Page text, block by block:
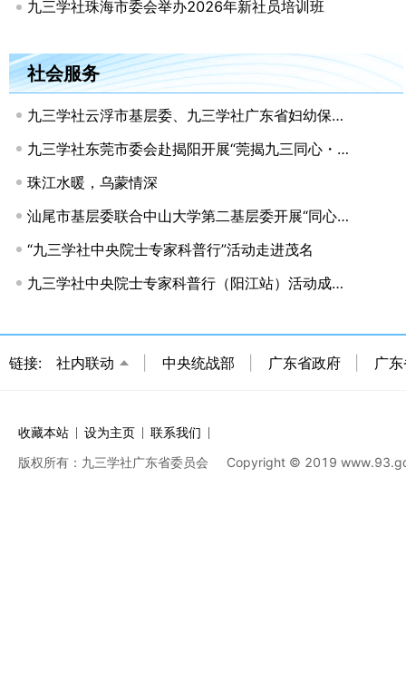
九三学社珠海市委会举办2026年新社员培训班
社会服务
九三学社云浮市基层委、九三学社广东省妇幼保健院支社开展结对共建暨联合公益义诊活动
九三学社东莞市委会赴揭阳开展“莞揭九三同心・叁盛助学筑梦”活动
珠江水暖，乌蒙情深
汕尾市基层委联合中山大学第二基层委开展“同心医疗基层行”活动
“九三学社中央院士专家科普行”活动走进茂名
九三学社中央院士专家科普行（阳江站）活动成功举办
链接: 社内联动 中央统战部 广东省政府 广
收藏本站 设为主页
联系我们
版权所有：九三学社广东省委员会
Copyright © 2019